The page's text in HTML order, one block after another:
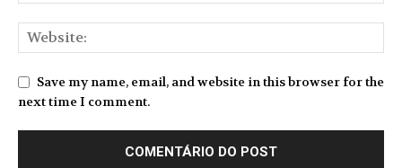
Save my name, email, and website in this browser for the
next time I comment.